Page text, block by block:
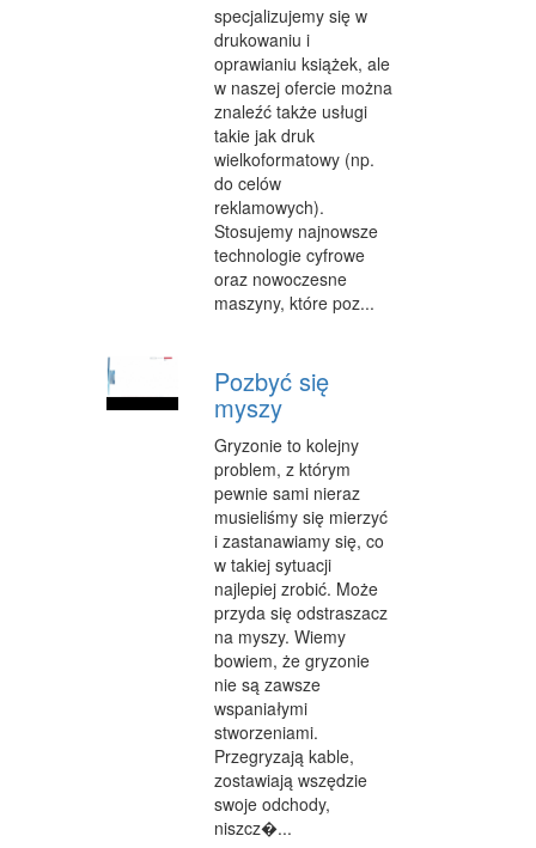
WEB
OPROGRAMOWANIE
KONTAKT
specjalizujemy się w
drukowaniu i
oprawianiu książek, ale
w naszej ofercie można
znaleźć także usługi
takie jak druk
wielkoformatowy (np.
do celów
reklamowych).
Stosujemy najnowsze
technologie cyfrowe
oraz nowoczesne
maszyny, które poz...
Pozbyć się
myszy
Gryzonie to kolejny
problem, z którym
pewnie sami nieraz
musieliśmy się mierzyć
i zastanawiamy się, co
w takiej sytuacji
najlepiej zrobić. Może
przyda się odstraszacz
na myszy. Wiemy
bowiem, że gryzonie
nie są zawsze
wspaniałymi
stworzeniami.
Przegryzają kable,
zostawiają wszędzie
swoje odchody,
niszcz�...